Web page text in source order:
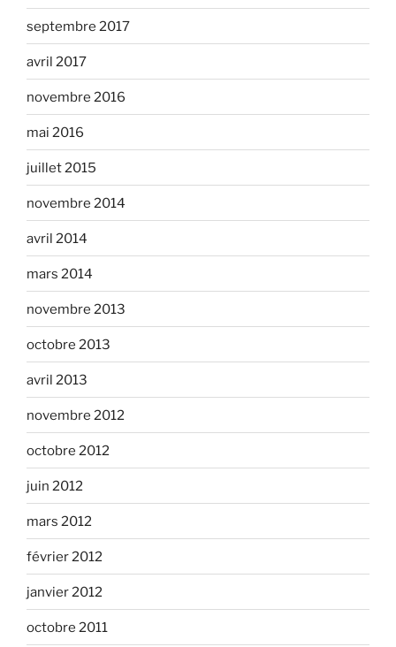
septembre 2017
avril 2017
novembre 2016
mai 2016
juillet 2015
novembre 2014
avril 2014
mars 2014
novembre 2013
octobre 2013
avril 2013
novembre 2012
octobre 2012
juin 2012
mars 2012
février 2012
janvier 2012
octobre 2011